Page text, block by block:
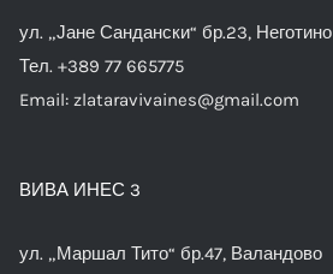
ул. „Јане Сандански“ бр.23, Неготино
Тел. +389 77 665775
Email: zlataravivaines@gmail.com
ВИВА ИНЕС 3
ул. „Маршал Тито“ бр.47, Валандово